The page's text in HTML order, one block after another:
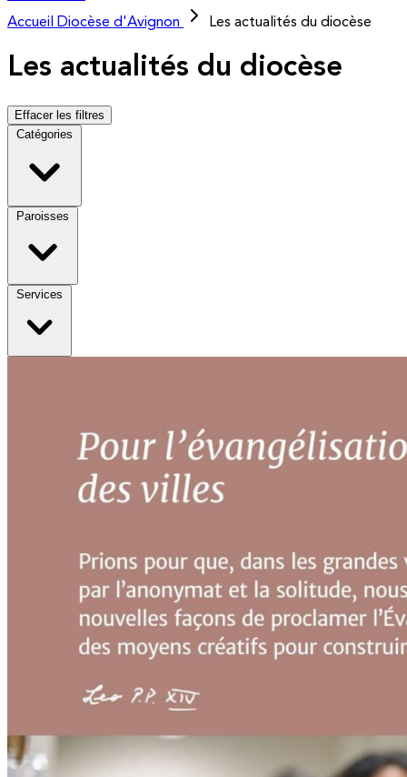
Accueil
Diocèse d'Avignon Les actualités du diocèse
Les actualités du diocèse
Effacer les filtres
Catégories
Paroisses
Services